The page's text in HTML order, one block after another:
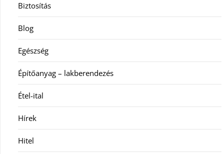
Biztosítás
Blog
Egészség
Építőanyag – lakberendezés
Étel-ital
Hírek
Hitel